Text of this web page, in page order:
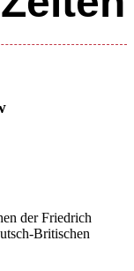
der Friedrich
Britischen